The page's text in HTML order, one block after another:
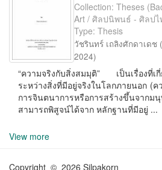
Collection: Theses
Art / ศิลปนิพนธ์ - ศิลปไ
Type: Thesis
วัชรินทร์ เถลิงศักดาเดช (
2024)
“ความจริงกับสิ่งสมมุติ” เป็นเรื่องที่
ระหว่างสิ่งที่มีอยู่จริงในโลกภายนอก (ค
การจินตนาการหรือการสร้างขึ้นจากม
สามารถพิสูจน์ได้จาก หลักฐานที่มีอยู่ ...
View more
Copyright © 2026 Silpakorn